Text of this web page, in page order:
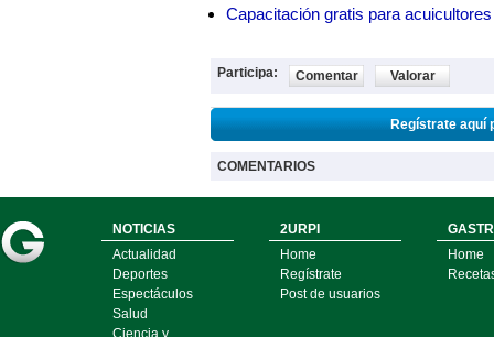
Capacitación gratis para
Participa: Comentar Valorar
Regístrate aquí
COMENTARIOS
NOTICIAS
Actualidad
Deportes
Espectáculos
Salud
Ciencia y
2URPI
Home
Regístrate
Post de usuarios
Home